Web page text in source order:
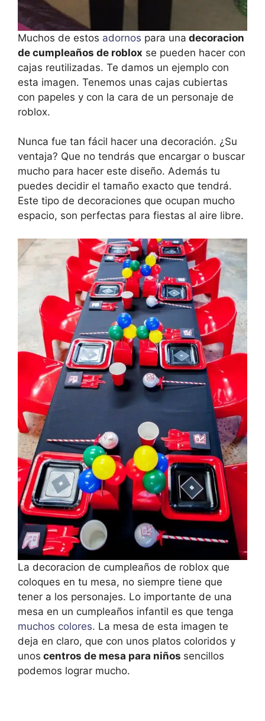
Muchos de estos adornos para una decoracion
de cumpleaños de roblox se pueden hacer con
cajas reutilizadas. Te damos un ejemplo con
esta imagen. Tenemos unas cajas cubiertas
con papeles y con la cara de un personaje de
roblox.
Nunca fue tan fácil hacer una decoración. ¿Su
ventaja? Que no tendrás que encargar o buscar
mucho para hacer este diseño. Además tu
puedes decidir el tamaño exacto que tendrá.
Este tipo de decoraciones que ocupan mucho
espacio, son perfectas para fiestas al aire libre.
La decoracion de cumpleaños de roblox que
coloques en tu mesa, no siempre tiene que
tener a los personajes. Lo importante de una
mesa en un cumpleaños infantil es que tenga
muchos colores. La mesa de esta imagen te
deja en claro, que con unos platos coloridos y
unos centros de mesa para niños sencillos
podemos lograr mucho.